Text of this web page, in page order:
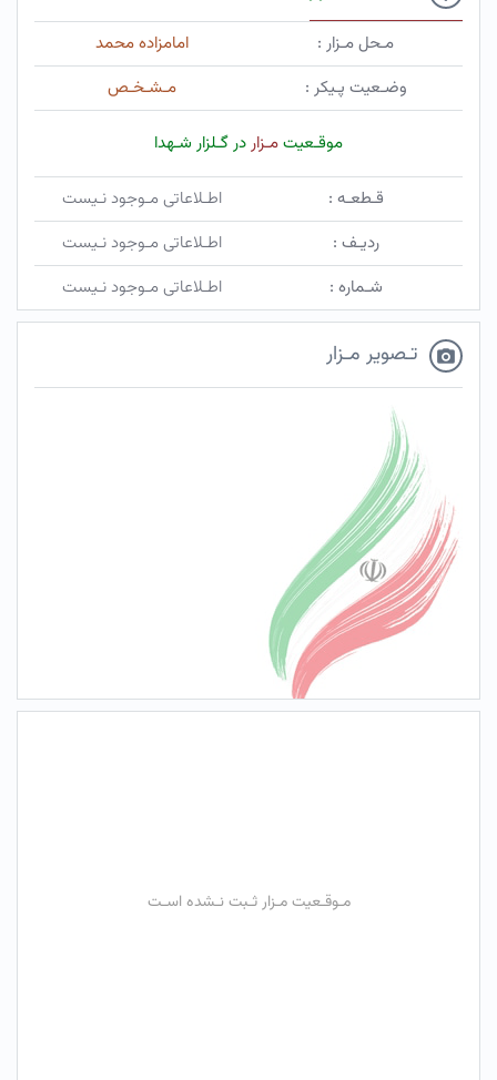
مـحل مـزار :
امامزاده محمد
وضـعیت پـیکر :
مـشـخـص
موقـعیتمـزاردر گـلزار شـهدا
قـطعـه :
اطـلاعاتی مـوجود نـیست
ردیـف :
اطـلاعاتی مـوجود نـیست
شـماره :
اطـلاعاتی مـوجود نـیست
تـصویر مـزار
مـوقـعیت مـزار ثـبت نـشده اسـت